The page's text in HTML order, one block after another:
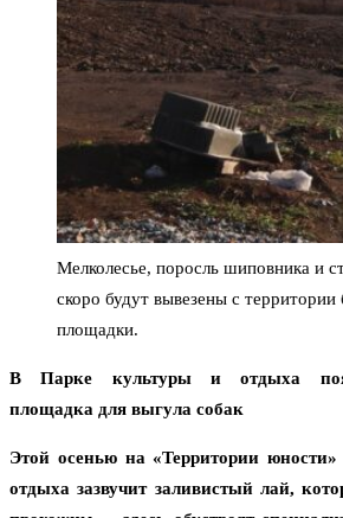
Мелколесье, поросль шиповника и
скоро будут вывезены с
площадки.
В Парке культуры и отдыха
площадка для выгула собак
Этой осенью на «Территории
отдыха зазвучит заливистый лай,